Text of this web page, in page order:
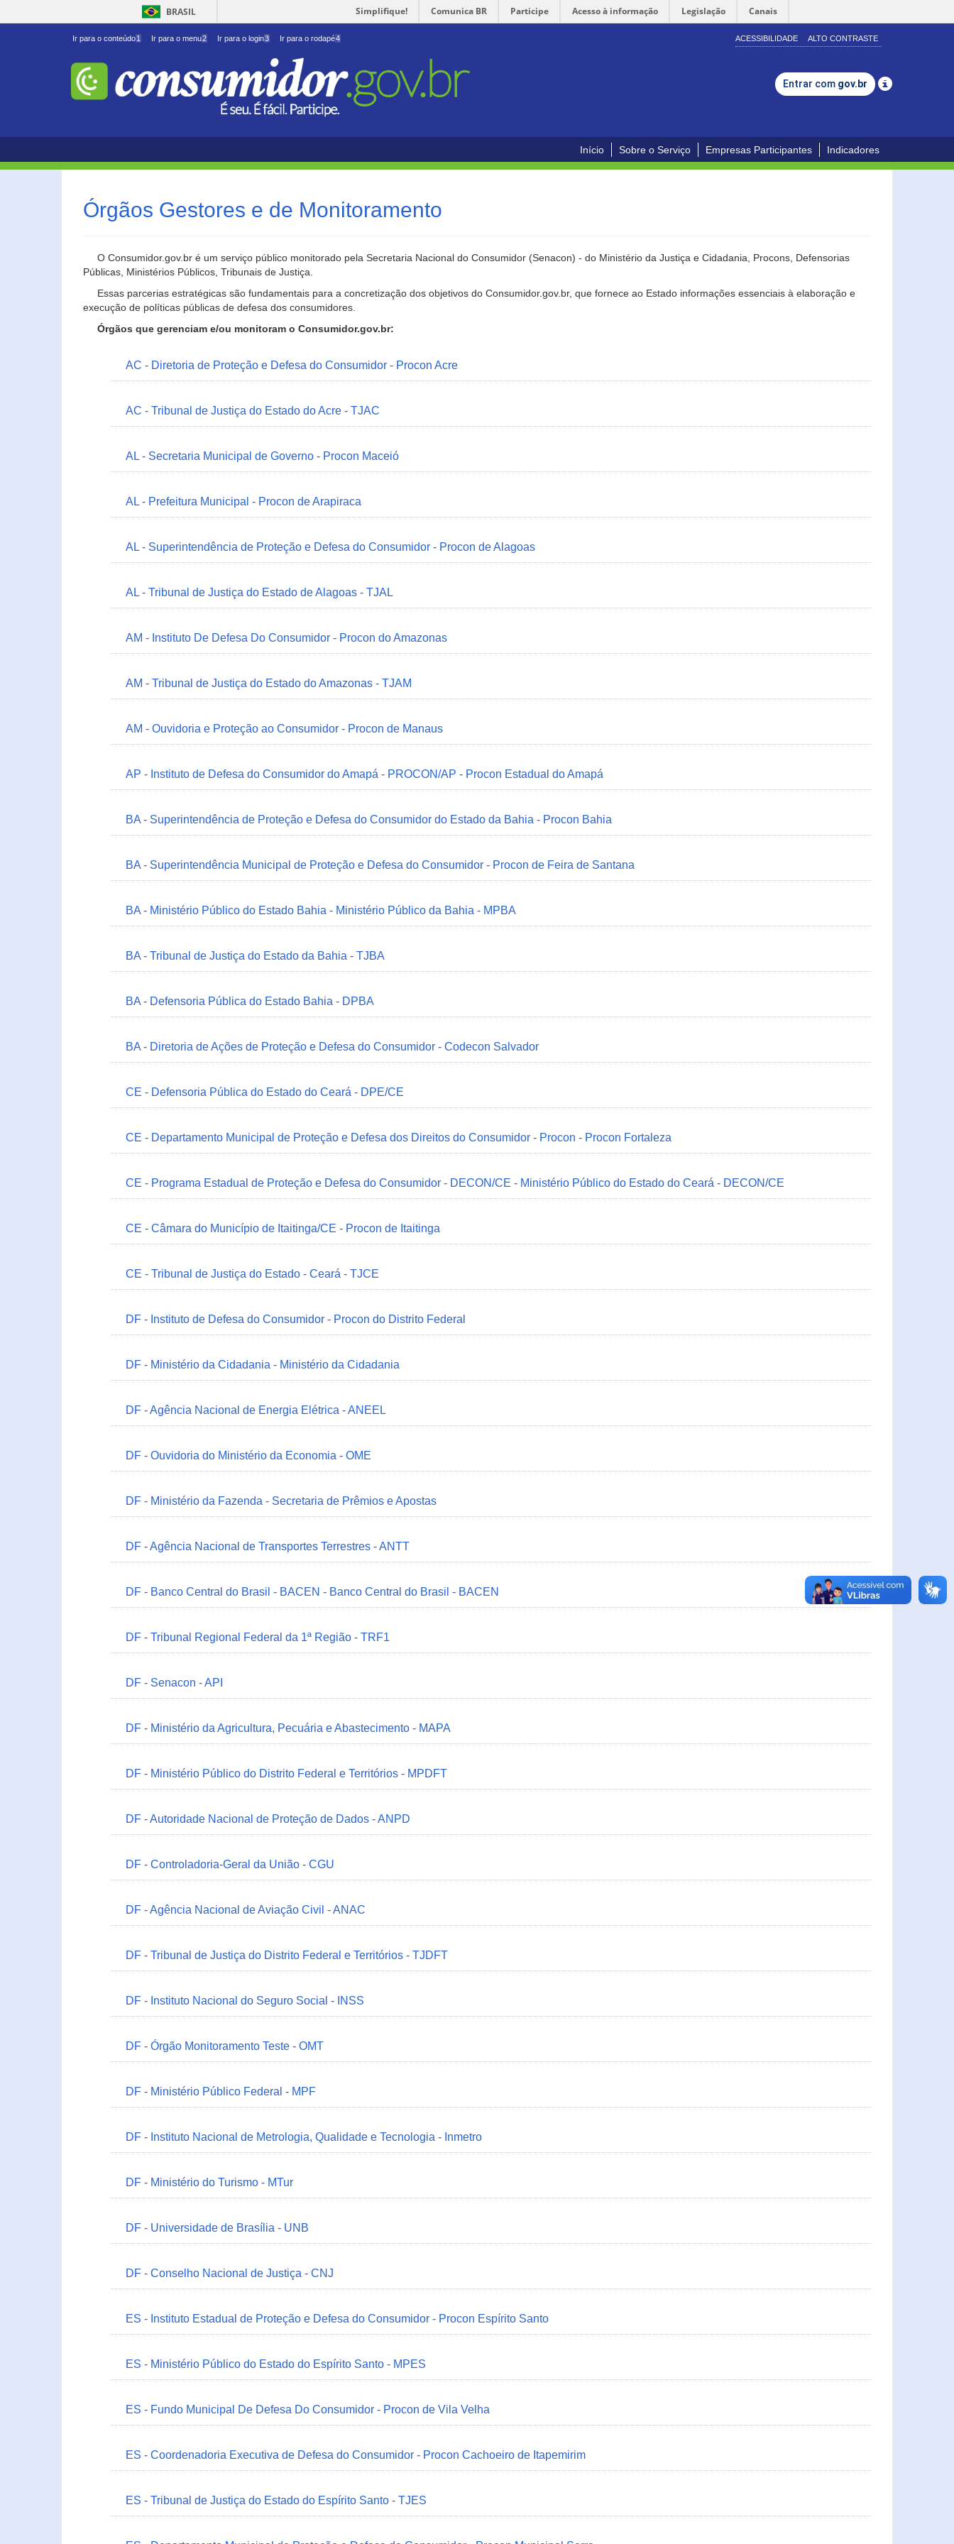
BRASIL Simplifique! Comunica BR Participe Acesso à informação Legislação Canais
Ir para o conteúdo1 Ir para o menu2 Ir para o login3 Ir para o rodapé4 ACESSIBILIDADE ALTO CONTRASTE
Entrar com gov.br
Início Sobre o Serviço Empresas Participantes Indicadores
Órgãos Gestores e de Monitoramento
O Consumidor.gov.br é um serviço público monitorado pela Secretaria Nacional do Consumidor (Senacon) - do Ministério da Justiça e Cidadania, Procons, Defensorias
Públicas, Ministérios Públicos, Tribunais de Justiça.
Essas parcerias estratégicas são fundamentais para a concretização dos objetivos do Consumidor.gov.br, que fornece ao Estado informações essenciais à elaboração e
execução de políticas públicas de defesa dos consumidores.
Órgãos que gerenciam e/ou monitoram o Consumidor.gov.br:
AC - Diretoria de Proteção e Defesa do Consumidor - Procon Acre
AC - Tribunal de Justiça do Estado do Acre - TJAC
AL - Secretaria Municipal de Governo - Procon Maceió
AL - Prefeitura Municipal - Procon de Arapiraca
AL - Superintendência de Proteção e Defesa do Consumidor - Procon de Alagoas
AL - Tribunal de Justiça do Estado de Alagoas - TJAL
AM - Instituto De Defesa Do Consumidor - Procon do Amazonas
AM - Tribunal de Justiça do Estado do Amazonas - TJAM
AM - Ouvidoria e Proteção ao Consumidor - Procon de Manaus
AP - Instituto de Defesa do Consumidor do Amapá - PROCON/AP - Procon Estadual do Amapá
BA - Superintendência de Proteção e Defesa do Consumidor do Estado da Bahia - Procon Bahia
BA - Superintendência Municipal de Proteção e Defesa do Consumidor - Procon de Feira de Santana
BA - Ministério Público do Estado Bahia - Ministério Público da Bahia - MPBA
BA - Tribunal de Justiça do Estado da Bahia - TJBA
BA - Defensoria Pública do Estado Bahia - DPBA
BA - Diretoria de Ações de Proteção e Defesa do Consumidor - Codecon Salvador
CE - Defensoria Pública do Estado do Ceará - DPE/CE
CE - Departamento Municipal de Proteção e Defesa dos Direitos do Consumidor - Procon - Procon Fortaleza
CE - Programa Estadual de Proteção e Defesa do Consumidor - DECON/CE - Ministério Público do Estado do Ceará - DECON/CE
CE - Câmara do Município de Itaitinga/CE - Procon de Itaitinga
CE - Tribunal de Justiça do Estado - Ceará - TJCE
DF - Instituto de Defesa do Consumidor - Procon do Distrito Federal
DF - Ministério da Cidadania - Ministério da Cidadania
DF - Agência Nacional de Energia Elétrica - ANEEL
DF - Ouvidoria do Ministério da Economia - OME
DF - Ministério da Fazenda - Secretaria de Prêmios e Apostas
DF - Agência Nacional de Transportes Terrestres - ANTT
DF - Banco Central do Brasil - BACEN - Banco Central do Brasil - BACEN
DF - Tribunal Regional Federal da 1ª Região - TRF1
DF - Senacon - API
DF - Ministério da Agricultura, Pecuária e Abastecimento - MAPA
DF - Ministério Público do Distrito Federal e Territórios - MPDFT
DF - Autoridade Nacional de Proteção de Dados - ANPD
DF - Controladoria-Geral da União - CGU
DF - Agência Nacional de Aviação Civil - ANAC
DF - Tribunal de Justiça do Distrito Federal e Territórios - TJDFT
DF - Instituto Nacional do Seguro Social - INSS
DF - Órgão Monitoramento Teste - OMT
DF - Ministério Público Federal - MPF
DF - Instituto Nacional de Metrologia, Qualidade e Tecnologia - Inmetro
DF - Ministério do Turismo - MTur
DF - Universidade de Brasília - UNB
DF - Conselho Nacional de Justiça - CNJ
ES - Instituto Estadual de Proteção e Defesa do Consumidor - Procon Espírito Santo
ES - Ministério Público do Estado do Espírito Santo - MPES
ES - Fundo Municipal De Defesa Do Consumidor - Procon de Vila Velha
ES - Coordenadoria Executiva de Defesa do Consumidor - Procon Cachoeiro de Itapemirim
ES - Tribunal de Justiça do Estado do Espírito Santo - TJES